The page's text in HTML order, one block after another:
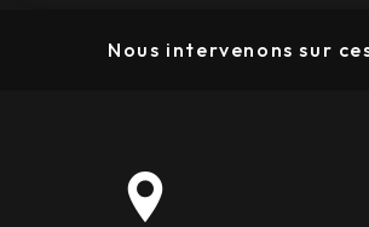
Nous intervenons sur